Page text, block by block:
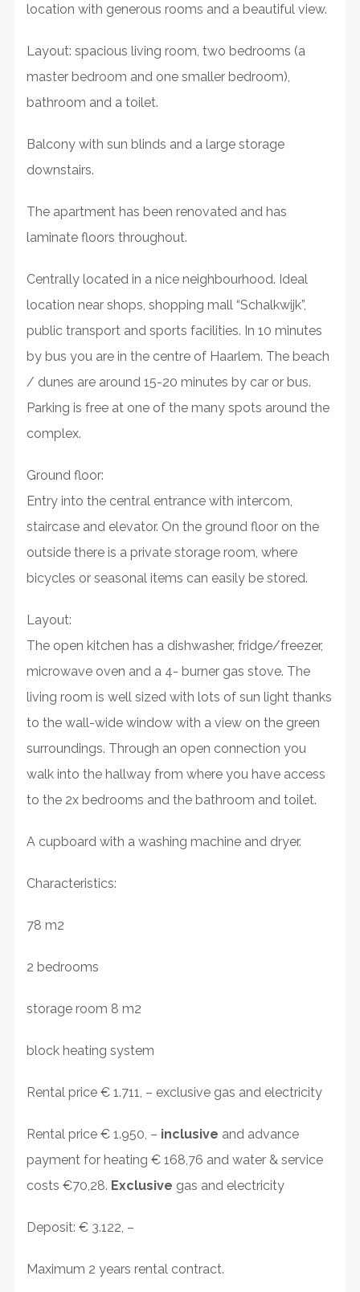
location with generous rooms and a beautiful view.
Layout: spacious living room, two bedrooms (a
master bedroom and one smaller bedroom),
bathroom and a toilet.
Balcony with sun blinds and a large storage
downstairs.
The apartment has been renovated and has
laminate floors throughout.
Centrally located in a nice neighbourhood. Ideal
location near shops, shopping mall “Schalkwijk”,
public transport and sports facilities. In 10 minutes
by bus you are in the centre of Haarlem. The beach
/ dunes are around 15-20 minutes by car or bus.
Parking is free at one of the many spots around the
complex.
Ground floor:
Entry into the central entrance with intercom,
staircase and elevator. On the ground floor on the
outside there is a private storage room, where
bicycles or seasonal items can easily be stored.
Layout:
The open kitchen has a dishwasher, fridge/freezer,
microwave oven and a 4- burner gas stove. The
living room is well sized with lots of sun light thanks
to the wall-wide window with a view on the green
surroundings. Through an open connection you
walk into the hallway from where you have access
to the 2x bedrooms and the bathroom and toilet.
A cupboard with a washing machine and dryer.
Characteristics:
78 m2
2 bedrooms
storage room 8 m2
block heating system
Rental price € 1.711, – exclusive gas and electricity
Rental price € 1.950, – inclusive and advance
payment for heating € 168,76 and water & service
costs €70,28. Exclusive gas and electricity
Deposit: € 3.122, –
Maximum 2 years rental contract.